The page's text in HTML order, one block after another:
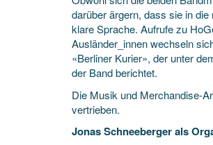
darüber ärgern, dass sie in
klare Sprache. Aufrufe zu
Ausländer_innen wechseln
«Berliner Kurier», der unter
der Band berichtet.
Die Musik und Merchandise-
vertrieben.
Jonas Schneeberger als